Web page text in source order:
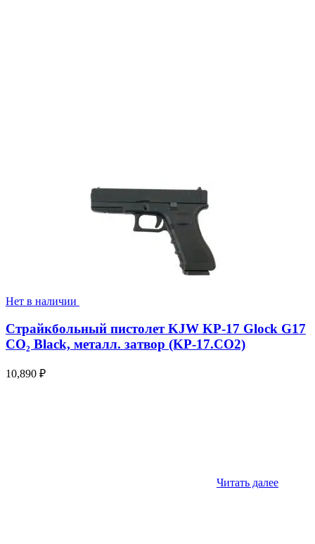
Нет в наличии
Страйкбольный пистолет KJW KP-17 Glock G17
CO₂ Black, металл. затвор (KP-17.CO2)
10,890 ₽
Читать далее